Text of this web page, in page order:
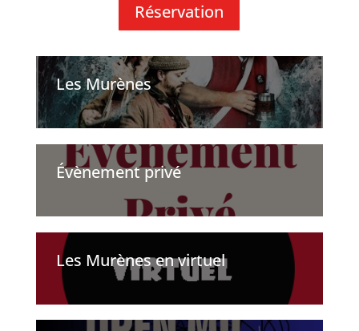
Réservation
Les Murènes
Évènement privé
Les Murènes en virtuel